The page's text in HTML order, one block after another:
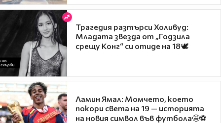
Трагедия разтърси Холивуд:
Младата звезда от „Годзила
срещу Конг“ си отиде на 18🕊️
Ламин Ямал: Момчето, което
покори света на 19 — историята
на новия символ във футбола🤩⚽